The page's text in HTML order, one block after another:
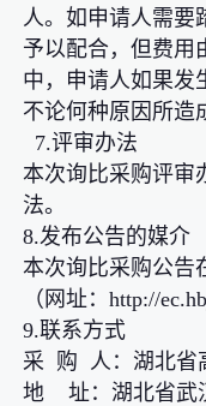
人。如申请人需要
予以配合，但费用
中，申请人如果发
不论何种原因所造
7.评审办法
本次询比采购评审
法。
8.发布公告的媒介
本次询比采购公告
（网址：http://
9.联系方式
采 购 人：湖北省
地 址：湖北省武